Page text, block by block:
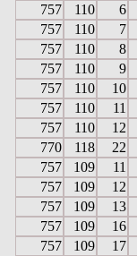
757
110
6
757
110
7
757
110
8
757
110
9
757
110
10
757
110
11
757
110
12
770
118
22
757
109
11
757
109
12
757
109
13
757
109
16
757
109
17